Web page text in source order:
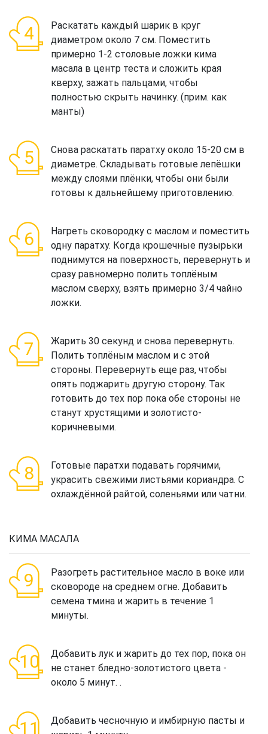
Раскатать каждый шарик в круг
диаметром около 7 см. Поместить
примерно 1-2 столовые ложки кима
масала в центр теста и сложить края
кверху, зажать пальцами, чтобы
полностью скрыть начинку. (прим. как
манты)
Снова раскатать паратху около 15-20 см в
диаметре. Складывать готовые лепёшки
между слоями плёнки, чтобы они были
готовы к дальнейшему приготовлению.
Нагреть сковородку с маслом и поместить
одну паратху. Когда крошечные пузырьки
поднимутся на поверхность, перевернуть и
сразу равномерно полить топлёным
маслом сверху, взять примерно 3/4 чайно
ложки.
Жарить 30 секунд и снова перевернуть.
Полить топлёным маслом и с этой
стороны. Перевернуть еще раз, чтобы
опять поджарить другую сторону. Так
готовить до тех пор пока обе стороны не
станут хрустящими и золотисто-
коричневыми.
Готовые паратхи подавать горячими,
украсить свежими листьями кориандра. С
охлаждённой райтой, соленьями или чатни.
КИМА МАСАЛА
Разогреть растительное масло в воке или
сковороде на среднем огне. Добавить
семена тмина и жарить в течение 1
минуты.
Добавить лук и жарить до тех пор, пока он
не станет бледно-золотистого цвета -
около 5 минут. .
Добавить чесночную и имбирную пасты и